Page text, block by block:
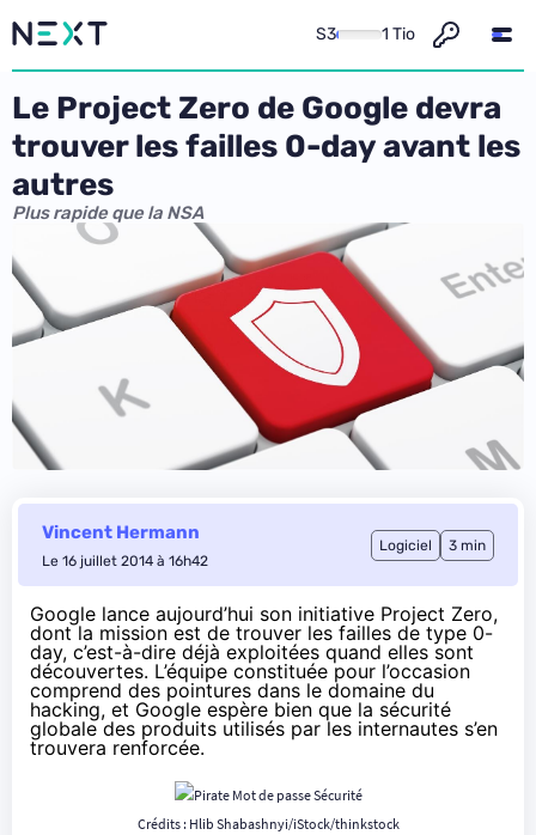
S3 1 Tio
Le Project Zero de Google devra
trouver les failles 0-day avant les
autres
Plus rapide que la NSA
Vincent Hermann
Le 16 juillet 2014 à 16h42
Logiciel 3 min
Google lance aujourd’hui son initiative Project Zero,
dont la mission est de trouver les failles de type 0-
day, c’est-à-dire déjà exploitées quand elles sont
découvertes. L’équipe constituée pour l’occasion
comprend des pointures dans le domaine du
hacking, et Google espère bien que la sécurité
globale des produits utilisés par les internautes s’en
trouvera renforcée.
Crédits : Hlib Shabashnyi/iStock/thinkstock